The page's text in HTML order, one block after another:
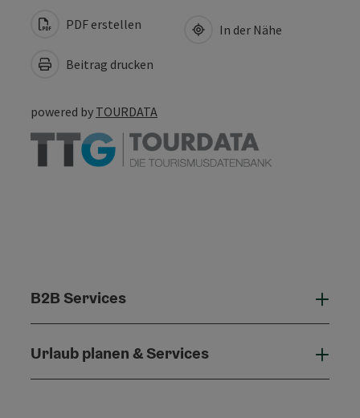
PDF erstellen
Beitrag drucken
In der Nähe
powered by TOURDATA
B2B Services
Urlaub planen & Services